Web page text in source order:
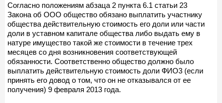
Согласно положениям абзаца 2 пункта 6.1 статьи 23
Закона об ООО общество обязано выплатить участнику
общества действительную стоимость его доли или части
доли в уставном капитале общества либо выдать ему в
натуре имущество такой же стоимости в течение трех
месяцев со дня возникновения соответствующей
обязанности. Соответственно общество должно было
выплатить действительную стоимость доли ФИО3 (если
принять его довод о том, что он не отказывался от ее
получения) 9 февраля 2013 года.